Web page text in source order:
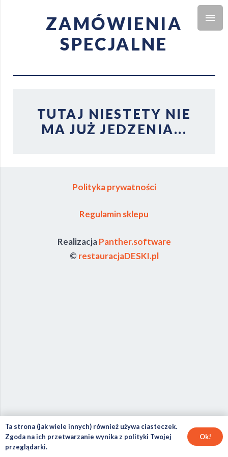
ZAMÓWIENIA
SPECJALNE
TUTAJ NIESTETY NIE
MA JUŻ JEDZENIA...
Polityka prywatności
Regulamin sklepu
RealizacjaPanther.software
© restauracjaDESKI.pl
Ta strona (jak wiele innych) również używa ciasteczek.
Zgoda na ich przetwarzanie wynika z polityki Twojej
przeglądarki.
Ok!